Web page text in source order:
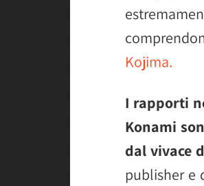
Kojima.
I rapporti
Konami
dal vivace
publisher e